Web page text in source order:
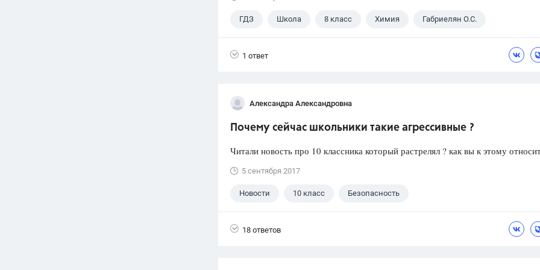
ГДЗ Школа 8 класс Химия Габриелян О.С.
1 ответ
Александра Александровна
Почему сейчас школьники такие агрессивные ?
Читали новость про 10 классника который растрелял ? как вы к этому
5 сентября 2017
Новости 10 класс Безопасность
18 ответов